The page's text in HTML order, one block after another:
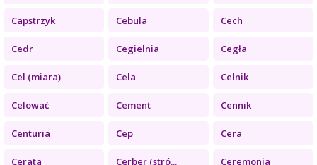
Capstrzyk Cebula Cech
Cedr Cegielnia Cegła
Cel (miara) Cela Celnik
Celować Cement Cennik
Centuria Cep Cera
Cerata Cerber (stró... Ceremonia